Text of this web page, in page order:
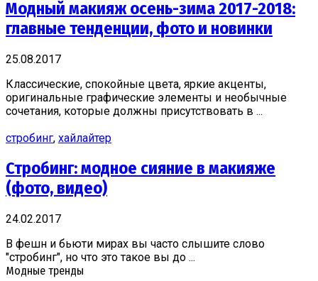
Модный макияж осень-зима 2017-2018:
главные тенденции, фото и новинки
25.08.2017
Классические, спокойные цвета, яркие акценты,
оригинальные графические элементы и необычные
сочетания, которые должны присутствовать в ...
стробинг, хайлайтер
Стробинг: модное сияние в макияже
(фото, видео)
24.02.2017
В фешн и бьюти мирах вы часто слышите слово
"стробинг", но что это такое вы до ...
Модные тренды